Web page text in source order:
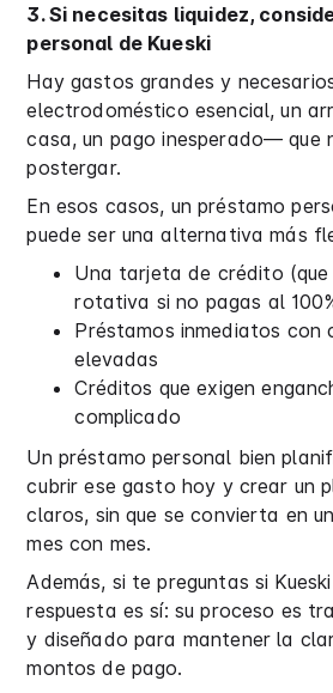
3. Si necesitas liquidez,
personal de Kueski
Hay gastos grandes y
electrodoméstico esencial, un
casa, un pago inesperado— que
postergar.
En esos casos, un préstamo
puede ser una alternativa más
Una tarjeta de crédito (que
rotativa si no pagas al
Préstamos inmediatos con
elevadas
Créditos que exigen
complicado
Un préstamo personal bien
cubrir ese gasto hoy y crear un
claros, sin que se convierta en
mes con mes.
Además, si te preguntas si
respuesta es sí: su proceso es
y diseñado para mantener la
montos de pago.